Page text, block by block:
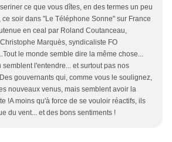
ce que vous dîtes, en des termes un peu
ce soir dans "Le Téléphone Sonne" sur France
en ceal par Roland Coutanceau,
Marquès, syndicaliste FO
le monde semble dire la même chose...
semblent l'entendre... et surtout pas nos
gouvernants qui, comme vous le soulignez,
nouveaux venus, mais semblent avoir la
!A moins qu'à force de se vouloir réactifs, ils
du vent... et des bons sentiments !